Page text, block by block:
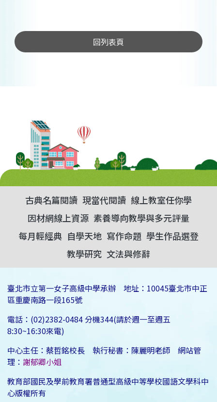
回列表頁
古典名篇閱讀 現當代閱讀 線上教室任你學
因材網線上資源 素養導向教學與多元評量
每月輕經典 自學天地 寫作命題 學生作品選登
教學研究 文法與修辭
臺北市立第一女子高級中學承辦 地址：10045臺北市中正
區重慶南路一段165號
電話：(02)2382-0484 分機344(請於週一至週五
8:30~16:30來電)
中心主任：蔡哲銘校長 執行秘書：陳麗明老師 網站管
理： 謝郁卿小姐
教育部國民及學前教育署普通型高級中等學校國語文學科中
心版權所有